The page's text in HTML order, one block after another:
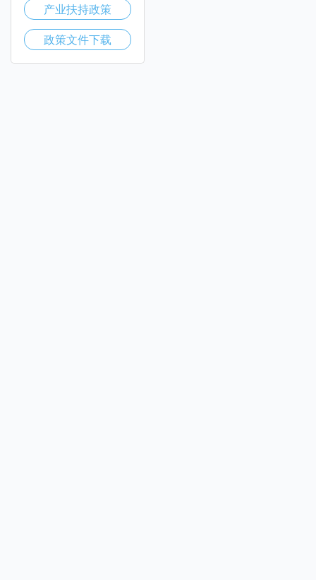
产业扶持政策
政策文件下载